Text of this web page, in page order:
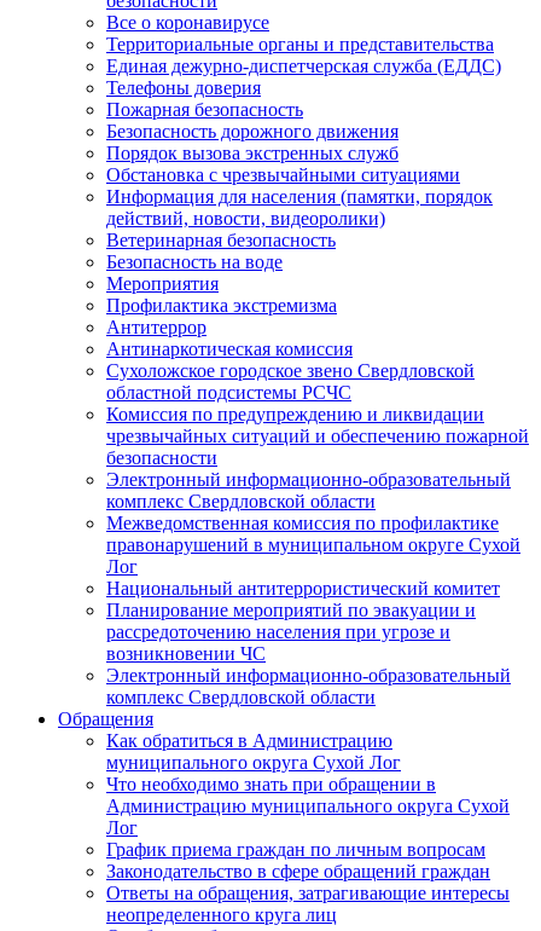
Все о коронавирусе
Территориальные органы и представительства
Единая дежурно-диспетчерская служба (ЕДДС)
Телефоны доверия
Пожарная безопасность
Безопасность дорожного движения
Порядок вызова экстренных служб
Обстановка с чрезвычайными ситуациями
Информация для населения (памятки, порядок
действий, новости, видеоролики)
Ветеринарная безопасность
Безопасность на воде
Мероприятия
Профилактика экстремизма
Антитеррор
Антинаркотическая комиссия
Сухоложское городское звено Свердловской
областной подсистемы РСЧС
Комиссия по предупреждению и ликвидации
чрезвычайных ситуаций и обеспечению пожарной
безопасности
Электронный информационно-образовательный
комплекс Cвердловской области
Межведомственная комиссия по профилактике
правонарушений в муниципальном округе Сухой
Лог
Национальный антитеррористический комитет
Планирование мероприятий по эвакуации и
рассредоточению населения при угрозе и
возникновении ЧС
Электронный информационно-образовательный
комплекс Свердловской области
Обращения
Как обратиться в Администрацию
муниципального округа Сухой Лог
Что необходимо знать при обращении в
Администрацию муниципального округа Сухой
Лог
График приема граждан по личным вопросам
Законодательство в сфере обращений граждан
Ответы на обращения, затрагивающие интересы
неопределенного круга лиц